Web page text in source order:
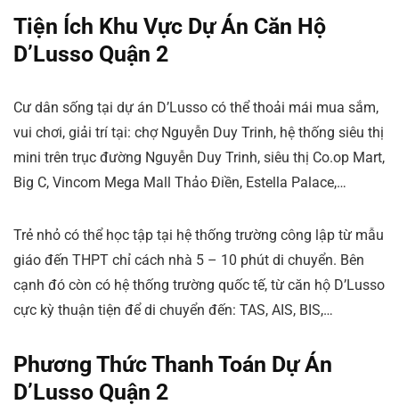
Tiện Ích Khu Vực Dự Án Căn Hộ
D’Lusso Quận 2
Cư dân sống tại dự án D’Lusso có thể thoải mái mua sắm,
vui chơi, giải trí tại: chợ Nguyễn Duy Trinh, hệ thống siêu thị
mini trên trục đường Nguyễn Duy Trinh, siêu thị Co.op Mart,
Big C, Vincom Mega Mall Thảo Điền, Estella Palace,…
Trẻ nhỏ có thể học tập tại hệ thống trường công lập từ mẫu
giáo đến THPT chỉ cách nhà 5 – 10 phút di chuyển. Bên
cạnh đó còn có hệ thống trường quốc tế, từ căn hộ D’Lusso
cực kỳ thuận tiện để di chuyển đến: TAS, AIS, BIS,…
Phương Thức Thanh Toán Dự Án
D’Lusso Quận 2